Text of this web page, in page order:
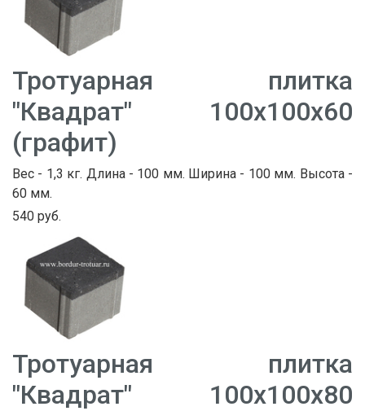
Тротуарная плитка
"Квадрат" 100х100х60
(графит)
Вес - 1,3 кг. Длина - 100 мм. Ширина - 100 мм. Высота -
60 мм.
540 руб.
Тротуарная плитка
"Квадрат" 100х100х80